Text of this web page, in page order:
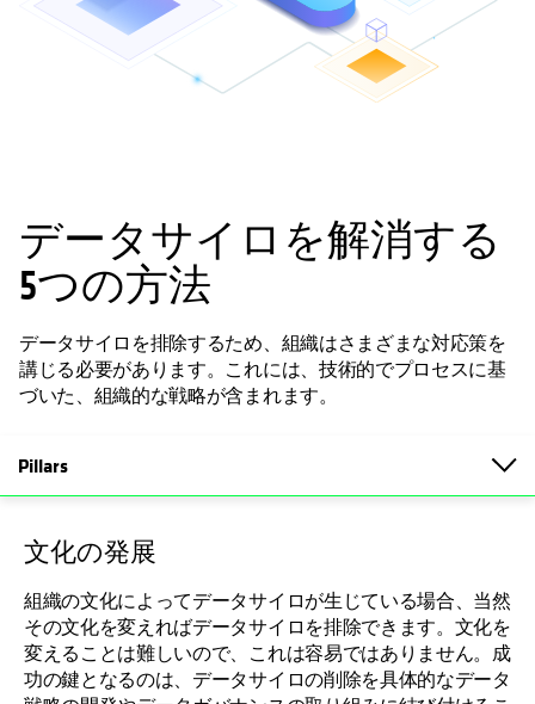
データサイロを解消する
5つの方法
データサイロを排除するため、組織はさまざまな対応策を
講じる必要があります。これには、技術的でプロセスに基
づいた、組織的な戦略が含まれます。
Pillars
文化の発展
組織の文化によってデータサイロが生じている場合、当然
その文化を変えればデータサイロを排除できます。文化を
変えることは難しいので、これは容易ではありません。成
功の鍵となるのは、データサイロの削除を具体的なデータ